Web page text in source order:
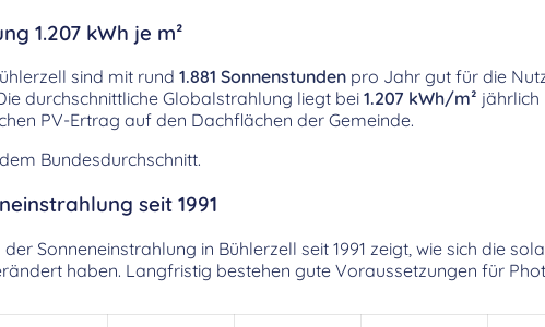
1.207 kWh je m²
sind mit rund 1.881 Sonnenstunden pro Jahr gut für die
durchschnittliche Globalstrahlung liegt bei 1.207 kWh/m² jährlich
PV-Ertrag auf den Dachflächen der Gemeinde.
Bundesdurchschnitt.
seit 1991
Sonneneinstrahlung in Bühlerzell seit 1991 zeigt, wie sich die
haben. Langfristig bestehen gute Voraussetzungen für